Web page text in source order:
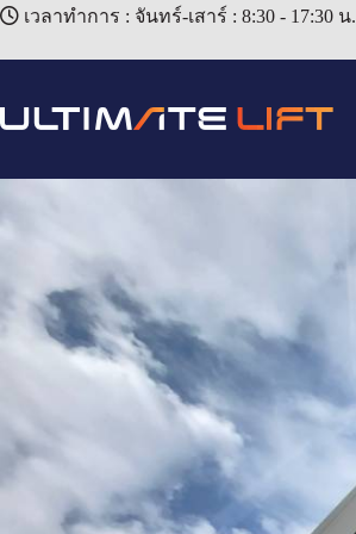
เวลาทำการ : จันทร์-เสาร์ : 8:30 - 17:30 น.